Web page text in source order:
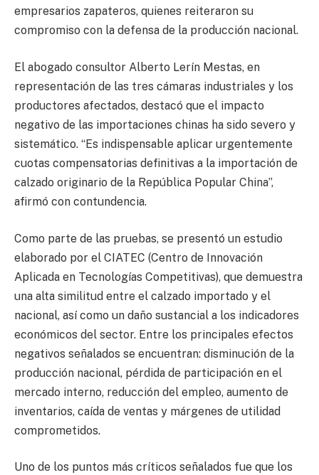
empresarios zapateros, quienes reiteraron su
compromiso con la defensa de la producción nacional.
El abogado consultor Alberto Lerín Mestas, en
representación de las tres cámaras industriales y los
productores afectados, destacó que el impacto
negativo de las importaciones chinas ha sido severo y
sistemático. “Es indispensable aplicar urgentemente
cuotas compensatorias definitivas a la importación de
calzado originario de la República Popular China”,
afirmó con contundencia.
Como parte de las pruebas, se presentó un estudio
elaborado por el CIATEC (Centro de Innovación
Aplicada en Tecnologías Competitivas), que demuestra
una alta similitud entre el calzado importado y el
nacional, así como un daño sustancial a los indicadores
económicos del sector. Entre los principales efectos
negativos señalados se encuentran: disminución de la
producción nacional, pérdida de participación en el
mercado interno, reducción del empleo, aumento de
inventarios, caída de ventas y márgenes de utilidad
comprometidos.
Uno de los puntos más críticos señalados fue que los